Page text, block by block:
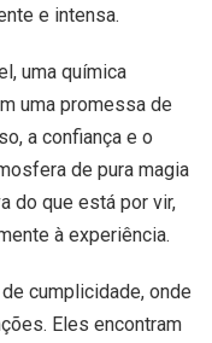
e intensa.
uma química
uma promessa de
a confiança e o
de pura magia
do que está por vir,
à experiência.
cumplicidade, onde
Eles encontram